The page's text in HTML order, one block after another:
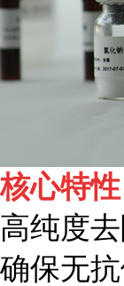
核心特性
高纯度
确保无